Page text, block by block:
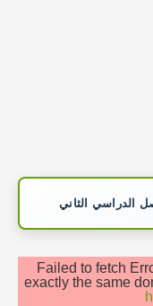
الدراسي الثاني
Failed to fetch
exactly the same